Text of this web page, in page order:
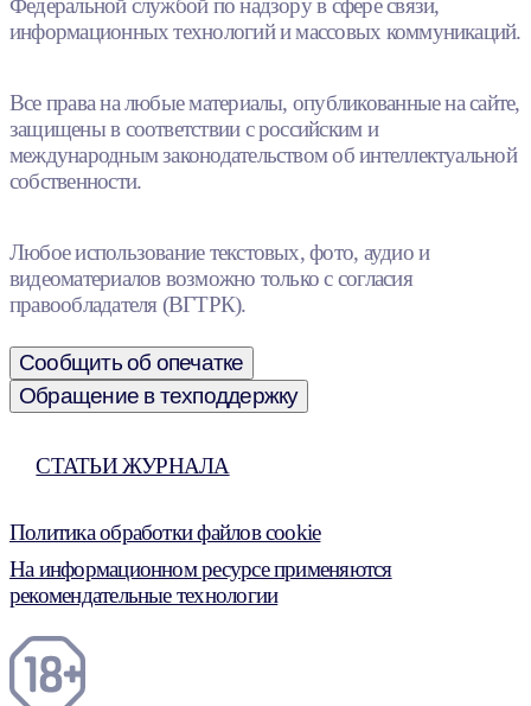
информационных технологий и массовых коммуникаций.
Все права на любые материалы, опубликованные на сайте,
защищены в соответствии с российским и
международным законодательством об интеллектуальной
собственности.
Любое использование текстовых, фото, аудио и
видеоматериалов возможно только с согласия
правообладателя (ВГТРК).
Сообщить об опечатке
Обращение в техподдержку
СТАТЬИ ЖУРНАЛА
Политика обработки файлов cookie
На информационном ресурсе применяются
рекомендательные технологии